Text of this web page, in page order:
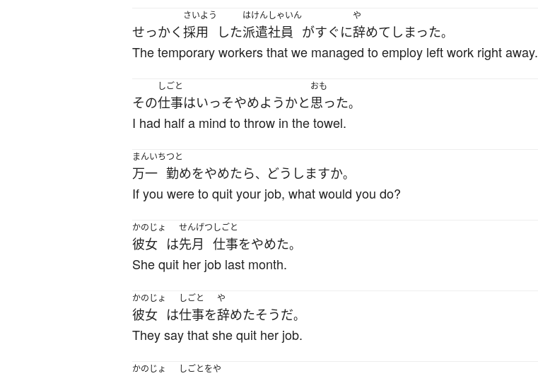
せっかく
さいよう
採用 した
はけんしゃいん
派遣社員 がすぐに
や
辞めて しまった。
The temporary workers that we managed to employ left work right away.
その
しごと
仕事はいっそやめようかと
おも
思った。
I had half a mind to throw in the towel.
まんいち
万一
つと
勤めをやめたら、 どうしますか。
If you were to quit your job, what would you do?
かのじょ
彼女 は
せんげつ
先月
しごと
仕事をやめた。
She quit her job last month.
かのじょ
彼女 は
しごと
仕事を
や
辞めたそうだ。
They say that she quit her job.
かのじょ
しごとをや